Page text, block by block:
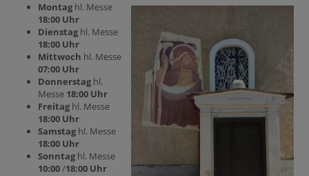
Montag hl. Messe
18:00 Uhr
Dienstag hl. Messe
18:00 Uhr
Mittwoch hl. Messe
07:00 Uhr
Donnerstag hl.
Messe 18:00 Uhr
Freitag hl. Messe
18:00 Uhr
Samstag hl. Messe
18:00 Uhr
Sonntag hl. Messe
10:00/18:00 Uhr